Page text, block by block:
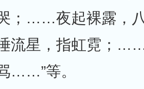
；……夜起裸露，
流星，指虹霓；
……”等。